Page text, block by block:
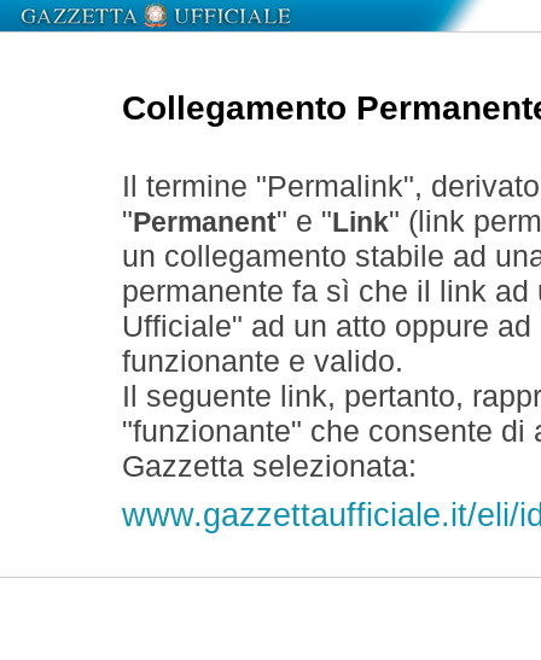
Collegamento
Il termine "Permalink",
" Permanent" e " Link" (link
un collegamento stabile ad
permanente fa sì che il link
Ufficiale" ad un atto oppure
funzionante e valido.
Il seguente link, pertanto,
"funzionante" che consente
Gazzetta selezionata:
www.gazzettaufficiale.it/eli/